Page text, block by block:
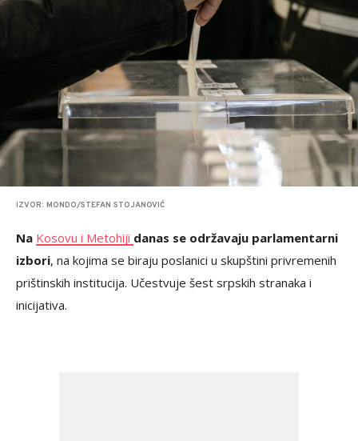
IZVOR: MONDO/STEFAN STOJANOVIĆ
Na Kosovu i Metohiji danas se održavaju parlamentarni
izbori, na kojima se biraju poslanici u skupštini privremenih
prištinskih institucija. Učestvuje šest srpskih stranaka i
inicijativa.